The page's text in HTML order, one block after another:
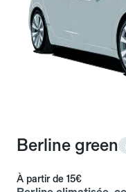
Berline green
À partir de 15€